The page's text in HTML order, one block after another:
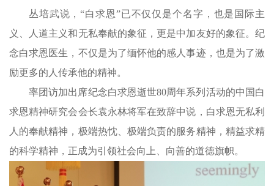
丛培武说，“白求恩”已不仅仅是个名字，也是国际主
义、人道主义和无私奉献的象征，更是中加友好的象征。纪
念白求恩医生，不仅是为了缅怀他的感人事迹，也是为了激
励更多的人传承他的精神。
率团访加出席纪念白求恩逝世80周年系列活动的中国白
求恩精神研究会会长袁永林将军在致辞中说，白求恩无私利
人的奉献精神，极端热忱、极端负责的服务精神，精益求精
的科学精神，正成为引领社会向上、向善的道德旗帜。